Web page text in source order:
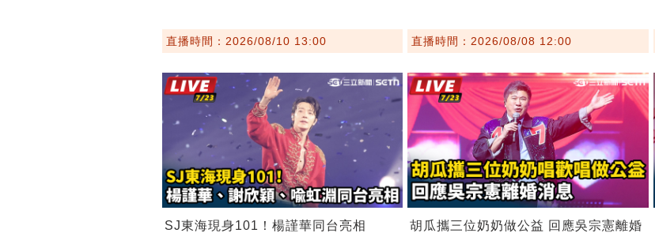
直播時間：2026/08/10 13:00 直播時間：2026/08/08 12:00
SJ東海現身101！楊謹華同台亮相
胡瓜攜三位奶奶做公益 回應吳宗憲離婚